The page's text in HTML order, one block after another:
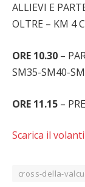
ALLIEVI E
OLTRE – KM 4
ORE 10.30 –
SM35-SM40-
ORE 11.15 –
Scarica il
cross-della-